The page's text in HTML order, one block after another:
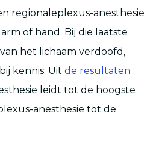
regionaleplexus-anesthesie
of hand. Bij die laatste
het lichaam verdoofd,
kennis. Uit de resultaten
leidt tot de hoogste
anesthesie tot de